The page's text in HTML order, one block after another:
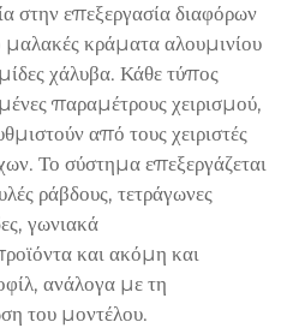
στην επεξεργασία διαφόρων
κράματα αλουμινίου
χάλυβα. Κάθε τύπος
παραμέτρους χειρισμού,
από τους χειριστές
Το σύστημα επεξεργάζεται
ράβδους, τετράγωνες
γωνιακά
και ακόμη και
ανάλογα με τη
του μοντέλου.